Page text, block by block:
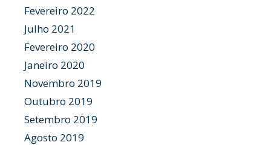
Fevereiro 2022
Julho 2021
Fevereiro 2020
Janeiro 2020
Novembro 2019
Outubro 2019
Setembro 2019
Agosto 2019